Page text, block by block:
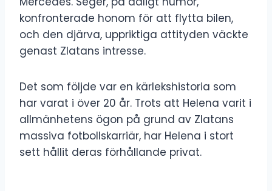
konfronterade honom för att flytta bilen,
och den djärva, uppriktiga attityden väckte
genast Zlatans intresse.
Det som följde var en kärlekshistoria som
har varat i över 20 år. Trots att Helena varit i
allmänhetens ögon på grund av Zlatans
massiva fotbollskarriär, har Helena i stort
sett hållit deras förhållande privat.